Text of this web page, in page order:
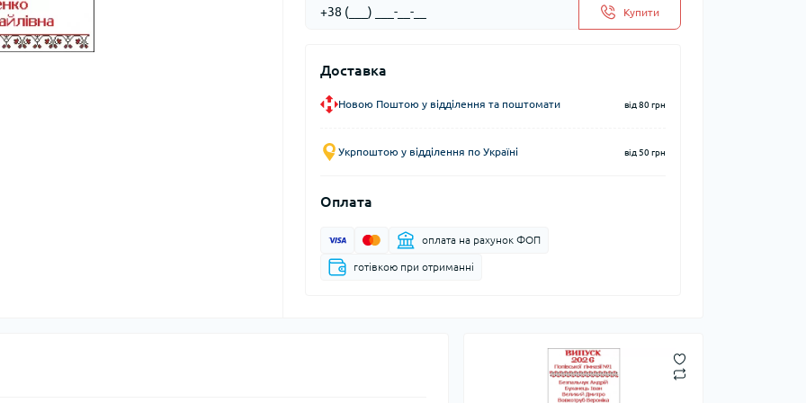
Купити
Доставка
Новою Поштою у відділення та поштомати від 80 грн
Укрпоштою у відділення по Україні від 50 грн
Оплата
оплата на рахунок ФОП
готівкою при отриманні